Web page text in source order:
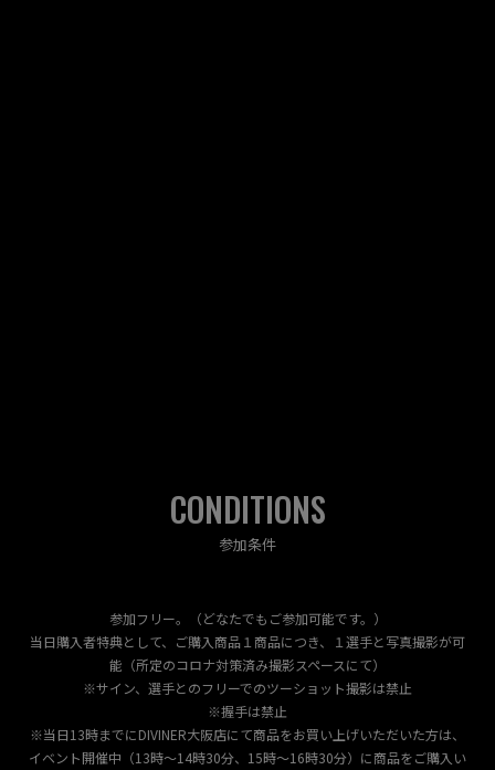
CONDITIONS
参加条件
参加フリー。（どなたでもご参加可能です。）
当日購入者特典として、ご購入商品１商品につき、１選手と写真撮影が可
能（所定のコロナ対策済み撮影スペースにて）
※サイン、選手とのフリーでのツーショット撮影は禁止
※握手は禁止
※当日13時までにDIVINER大阪店にて商品をお買い上げいただいた方は、
イベント開催中（13時～14時30分、15時～16時30分）に商品をご購入い